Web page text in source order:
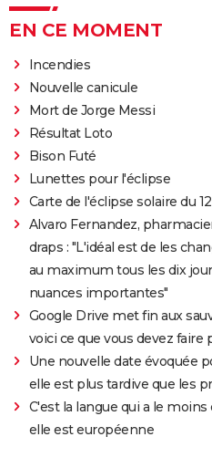
EN CE MOMENT
Incendies
Nouvelle canicule
Mort de Jorge Messi
Résultat Loto
Bison Futé
Lunettes pour l'éclipse
Carte de l'éclipse solaire du
Alvaro Fernandez,
draps : "L'idéal est de les
au maximum tous les dix
nuances importantes"
Google Drive met fin aux
voici ce que vous devez faire
Une nouvelle date évoquée
elle est plus tardive que les
C'est la langue qui a le
elle est européenne